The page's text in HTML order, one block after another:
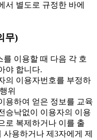
서 별도로 규정한 바에
무)
이용할 때 다음 각 호
야 합니다.
의 이용자번호를 부정하
위
용하여 얻은 정보를 교육
승낙없이 이용자의 이용
로 복제하거나 이를 출
사용하거나 제3자에게 제